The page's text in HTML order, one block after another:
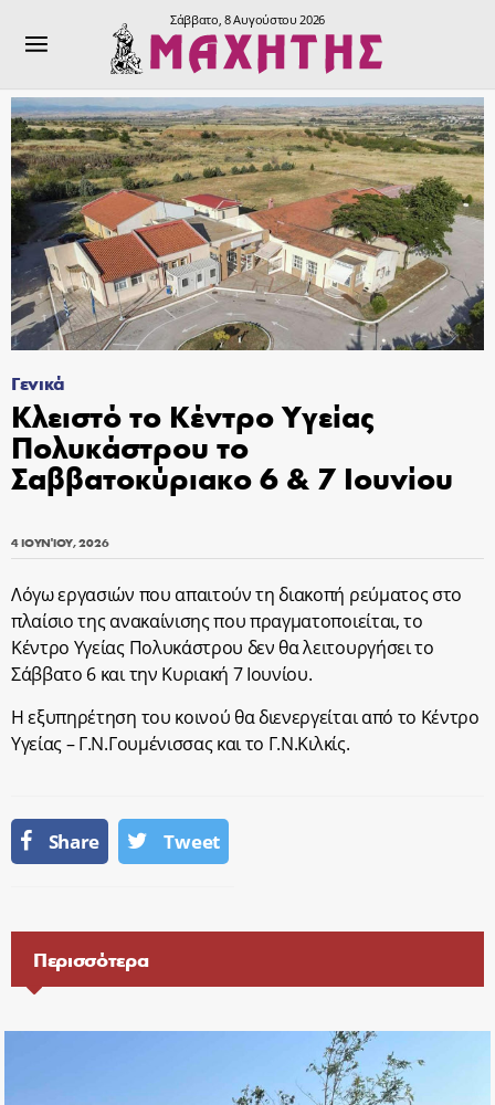
Σάββατο, 8 Αυγούστου 2026
Γενικά
Κλειστό το Κέντρο Υγείας
Πολυκάστρου το
Σαββατοκύριακο 6 & 7 Ιουνίου
4 ΙΟΥΝΊΟΥ, 2026
Λόγω εργασιών που απαιτούν τη διακοπή ρεύματος στο
πλαίσιο της ανακαίνισης που πραγματοποιείται, το
Κέντρο Υγείας Πολυκάστρου δεν θα λειτουργήσει το
Σάββατο 6 και την Κυριακή 7 Ιουνίου.
Η εξυπηρέτηση του κοινού θα διενεργείται από το Κέντρο
Υγείας – Γ.Ν.Γουμένισσας και το Γ.Ν.Κιλκίς.
Share Tweet
Περισσότερα